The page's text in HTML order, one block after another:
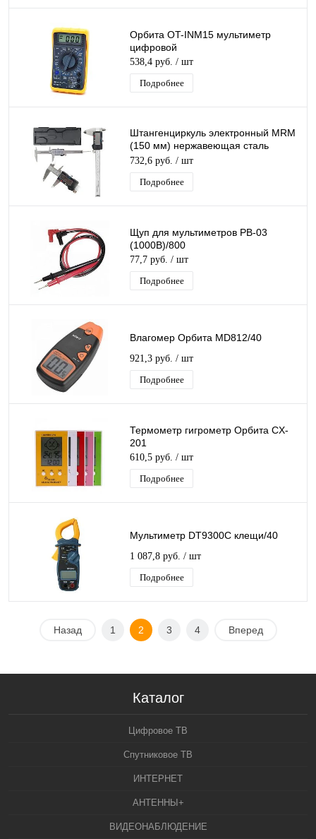
Орбита OT-INM15 мультиметр
цифровой
538,4 руб. / шт
Подробнее
Штангенциркуль электронный MRM
(150 мм) нержавеющая сталь
глубиномер,Высокий показатели
точности
732,6 руб. / шт
Подробнее
Щуп для мультиметров PB-03
(1000В)/800
77,7 руб. / шт
Подробнее
Влагомер Орбита MD812/40
921,3 руб. / шт
Подробнее
Термометр гигрометр Орбита CX-
201
610,5 руб. / шт
Подробнее
Мультиметр DT9300C клещи/40
1 087,8 руб. / шт
Подробнее
Назад 1 2 3 4 Вперед
Каталог
Цифровое ТВ
Спутниковое ТВ
ИНТЕРНЕТ
АНТЕННЫ+
ВИДЕОНАБЛЮДЕНИЕ